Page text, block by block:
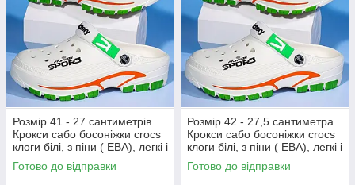
Розмір 41 - 27 сантиметрів
Крокси сабо босоніжки crocs
клоги білі, з піни ( ЕВА), легкі і
зручні
Готово до відправки
Розмір 42 - 27,5 сантиметра
Крокси сабо босоніжки crocs
клоги білі, з піни ( ЕВА), легкі і
зручні
Готово до відправки